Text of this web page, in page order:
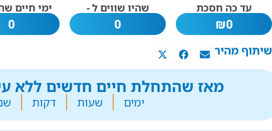
עד כה חסכת
0
₪
שהיו שווים ל -
0
ימי חיים
0
שיתוף מהיר
מאז שהתחלת חיים חדשים ללא
ימים שעות דקות